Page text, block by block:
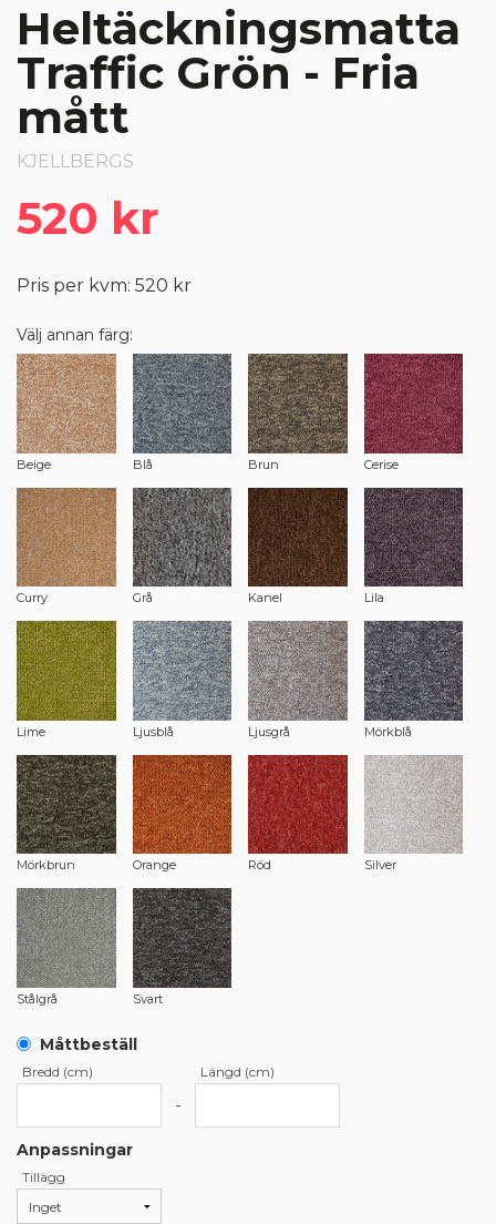
Heltäckningsmatta
Traffic Grön - Fria
mått
KJELLBERGS
520 kr
Pris per kvm: 520 kr
Välj annan färg:
Beige Blå Brun Cerise
Curry Grå Kanel Lila
Lime Ljusblå Ljusgrå Mörkblå
Mörkbrun Orange Röd Silver
Stålgrå Svart
Måttbeställ
Bredd (cm)
-
Längd (cm)
Anpassningar
Tillägg